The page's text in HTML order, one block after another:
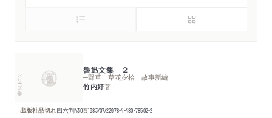
シリーズ・全集 魯迅文集 ２
─野草 草花夕拾 故事新編
竹内好著
出版社品切れ四六判430頁1983/07/22978-4-480-78502-2